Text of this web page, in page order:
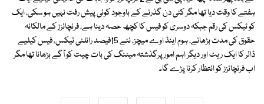
ہفتے کا وقت دیا تھا مگر کئی دن گذرنے کے باوجود کوئی پیش رفت نہیں ہو سکی، ایک
کو ٹیکس کی رقم جبکہ دوسری کو فیس کا کچھ حصہ دینا ہے، فرنچائزز کے مالکانہ
حقوق کی مدت بڑھانے، ہوم اینڈ اوے میچز، نئے 15فیصد رائلٹی ٹیکس، فیس کیلیے
ڈالر کا ایک ریٹ اور دیگر اہم امور پرگذشتہ میٹنگ کی بات چیت کو آگے بڑھانا تھا مگر
اب فرنچائزز کو انتظار کرنا پڑے گا۔